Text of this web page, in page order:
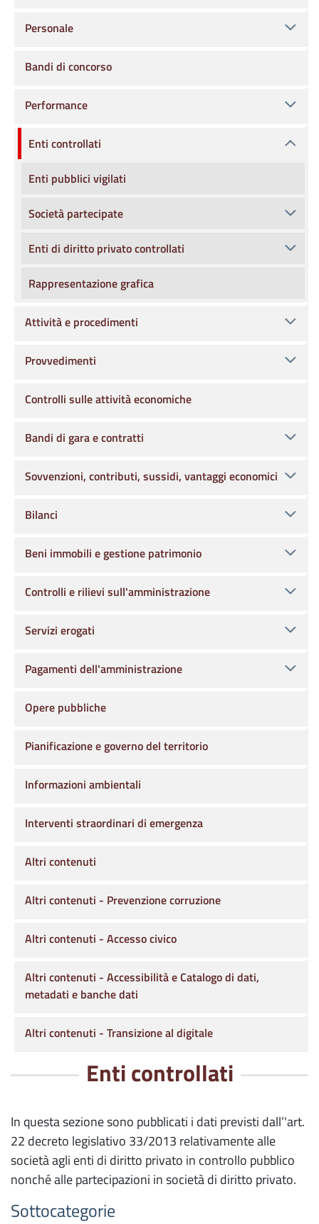
Enti controllati
In questa sezione sono pubblicati i dati previsti dall’'art.
22 decreto legislativo 33/2013 relativamente alle
società agli enti di diritto privato in controllo pubblico
nonché alle partecipazioni in società di diritto privato.
Sottocategorie
Personale
Bandi di concorso
Performance
Enti controllati
Enti pubblici vigilati
Società partecipate
Enti di diritto privato controllati
Rappresentazione grafica
Attività e procedimenti
Provvedimenti
Controlli sulle attività economiche
Bandi di gara e contratti
Sovvenzioni, contributi, sussidi, vantaggi economici
Bilanci
Beni immobili e gestione patrimonio
Controlli e rilievi sull'amministrazione
Servizi erogati
Pagamenti dell'amministrazione
Opere pubbliche
Pianificazione e governo del territorio
Informazioni ambientali
Interventi straordinari di emergenza
Altri contenuti
Altri contenuti - Prevenzione corruzione
Altri contenuti - Accesso civico
Altri contenuti - Accessibilità e Catalogo di dati,
metadati e banche dati
Altri contenuti - Transizione al digitale